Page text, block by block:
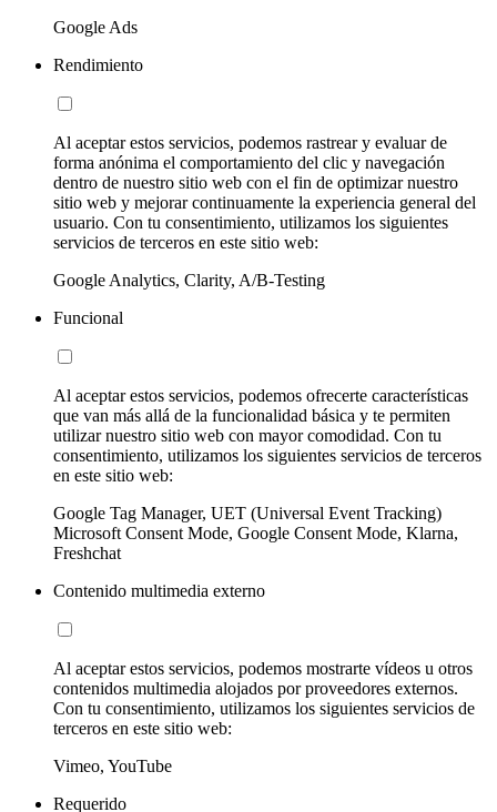
Google Ads
Rendimiento
Al aceptar estos servicios, podemos rastrear y evaluar de
forma anónima el comportamiento del clic y navegación
dentro de nuestro sitio web con el fin de optimizar nuestro
sitio web y mejorar continuamente la experiencia general del
usuario. Con tu consentimiento, utilizamos los siguientes
servicios de terceros en este sitio web:
Google Analytics, Clarity, A/B-Testing
Funcional
Al aceptar estos servicios, podemos ofrecerte características
que van más allá de la funcionalidad básica y te permiten
utilizar nuestro sitio web con mayor comodidad. Con tu
consentimiento, utilizamos los siguientes servicios de terceros
en este sitio web:
Google Tag Manager, UET (Universal Event Tracking)
Microsoft Consent Mode, Google Consent Mode, Klarna,
Freshchat
Contenido multimedia externo
Al aceptar estos servicios, podemos mostrarte vídeos u otros
contenidos multimedia alojados por proveedores externos.
Con tu consentimiento, utilizamos los siguientes servicios de
terceros en este sitio web:
Vimeo, YouTube
Requerido